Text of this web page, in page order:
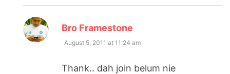
Bro Framestone
August 5, 2011 at 11:24 am
Thank.. dah join belum nie